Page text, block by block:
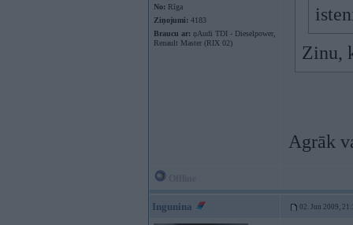
No: Rīga
Ziņojumi: 4183
Braucu ar: ņAudi TDI - Dieselpower,
Renault Master (RIX 02)
Zinu,
Agrāk
Ingunina 02. Jun 2009,